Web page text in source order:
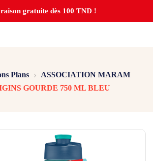
gratuite dès 100 TND !
Plans
ASSOCIATION MARAM
GOURDE 750 ML BLEU